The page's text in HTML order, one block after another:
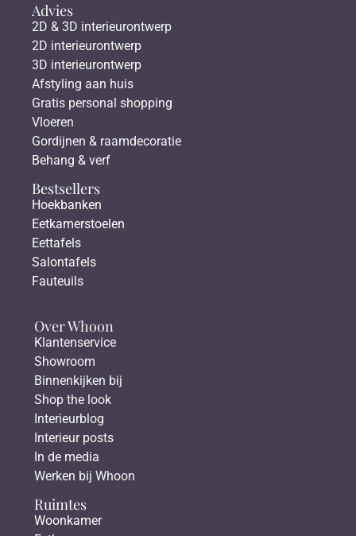
Advies
2D & 3D interieurontwerp
2D interieurontwerp
3D interieurontwerp
Afstyling aan huis
Gratis personal shopping
Vloeren
Gordijnen & raamdecoratie
Behang & verf
Bestsellers
Hoekbanken
Eetkamerstoelen
Eettafels
Salontafels
Fauteuils
Over Whoon
Klantenservice
Showroom
Binnenkijken bij
Shop the look
Interieurblog
Interieur posts
In de media
Werken bij Whoon
Ruimtes
Woonkamer